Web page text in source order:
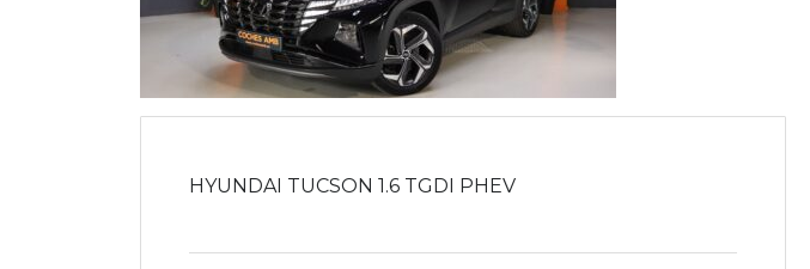
HYUNDAI TUCSON 1.6 TGDI PHEV